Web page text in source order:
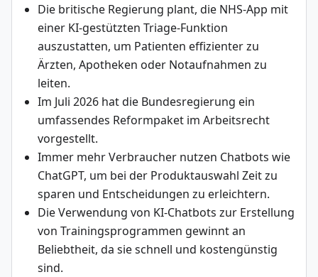
Die britische Regierung plant, die NHS-App mit
einer KI-gestützten Triage-Funktion
auszustatten, um Patienten effizienter zu
Ärzten, Apotheken oder Notaufnahmen zu
leiten.
Im Juli 2026 hat die Bundesregierung ein
umfassendes Reformpaket im Arbeitsrecht
vorgestellt.
Immer mehr Verbraucher nutzen Chatbots wie
ChatGPT, um bei der Produktauswahl Zeit zu
sparen und Entscheidungen zu erleichtern.
Die Verwendung von KI-Chatbots zur Erstellung
von Trainingsprogrammen gewinnt an
Beliebtheit, da sie schnell und kostengünstig
sind.